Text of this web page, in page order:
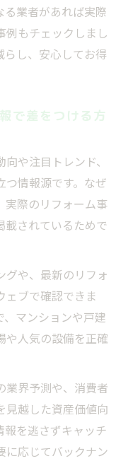
る業者があれば実際
例もチェックしまし
らし、安心してお得
で差をつける方
や注目トレンド、
つ情報源です。なぜ
実際のリフォーム事
されているためで
グや、最新のリフォ
ェブで確認できま
マンションや戸建
や人気の設備を正確
業界予測や、消費者
見越した資産価値向
報を逃さずキャッチ
に応じてバックナン